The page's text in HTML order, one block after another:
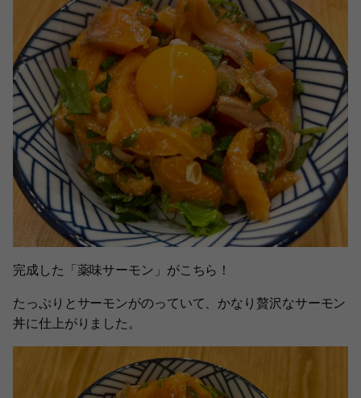
完成した「薬味サーモン」がこちら！
たっぷりとサーモンがのっていて、かなり贅沢なサーモン
丼に仕上がりました。